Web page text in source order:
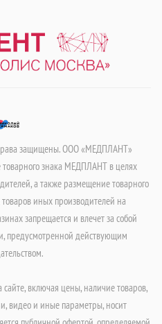
защищены. ООО «МЕДПЛАНТ»
товарного знака МЕДПЛАНТ в целях
а также размещение товарного
иных производителей на
запрещается и влечет за собой
предусмотренной действующим
включая цены, наличие товаров,
видео и иные параметры, носит